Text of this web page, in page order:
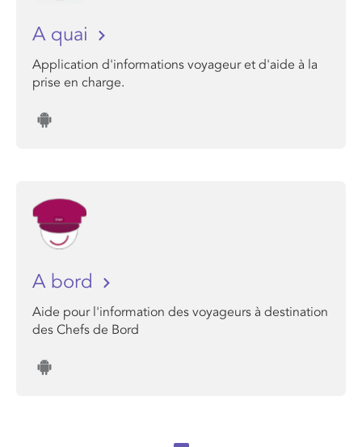
A quai
Application d'informations voyageur et d'aide à la
prise en charge.
A bord
Aide pour l'information des voyageurs à destination
des Chefs de Bord